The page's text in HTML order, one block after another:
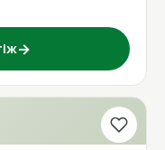
→